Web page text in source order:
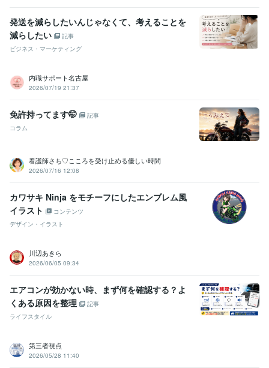
発送を減らしたいんじゃなくて、考えることを
減らしたい
記事
ビジネス・マーケティング
内職サポート名古屋
2026/07/19 21:37
免許持ってます🤭
記事
コラム
看護師さち♡こころを受け止める優しい時間
2026/07/16 12:08
カワサキ Ninja をモチーフにしたエンブレム風
イラスト
コンテンツ
デザイン・イラスト
川辺あきら
2026/06/05 09:34
エアコンが効かない時、まず何を確認する？よ
くある原因を整理
記事
ライフスタイル
第三者視点
2026/05/28 11:40